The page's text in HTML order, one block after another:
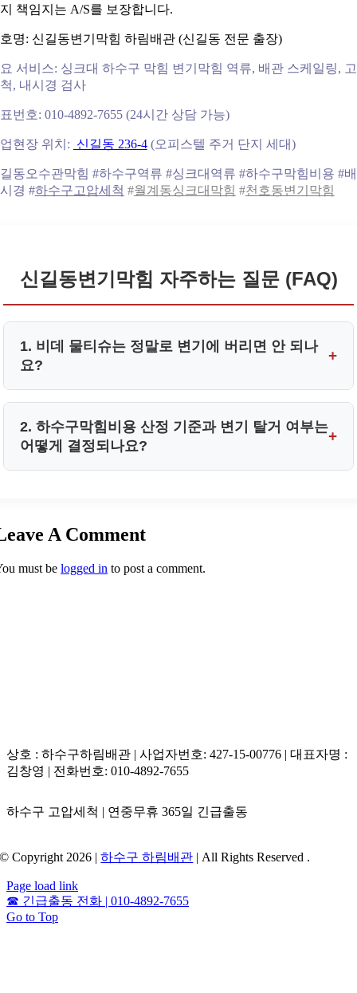
책임지는 A/S를 보장합니다.
명: 신길동변기막힘 하림배관 (신길동 전문 출장)
서비스: 싱크대 하수구 막힘 변기막힘 역류, 배관 스케일링,
, 내시경 검사
번호: 010-4892-7655 (24시간 상담 가능)
현장 위치: 신길동 236-4(오피스텔 주거 단지 세대)
동오수관막힘 #하수구역류 #싱크대역류 #하수구막힘비용 #
경 #하수구고압세척 #월계동싱크대막힘 #천호동변기막힘
신길동변기막힘 자주하는 질문 (FAQ)
1. 비데 물티슈는 정말로 변기에 버리면 안 되나
요?
+
네, 시판되는 비데 물티슈는 수압이 낮거나 배관의 구배
가 좋지 않은 횡주관 구간에서 분해되지 않고 정체됩니
2. 하수구막힘비용 산정 기준과 변기 탈거 여부는
어떻게 결정되나요?
+
나 샤프트 장비로 해결이 가능하다면 탈거 없이 진행되어
비용이 절감됩니다.
A Comment
must be logged in to post a comment.
상호 : 하수구하림배관 | 사업자번호: 427-15-00776 | 대표자명 :
김창영 | 전화번호: 010-4892-7655
하수구 고압세척 | 연중무휴 365일 긴급출동
© Copyright 2026 |하수구 하림배관 | All Rights Reserved .
Page load link
☎ 긴급출동 전화 | 010-4892-7655
Go to Top